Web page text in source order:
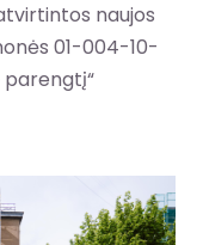
naujos
01-004-10-
parengtį“